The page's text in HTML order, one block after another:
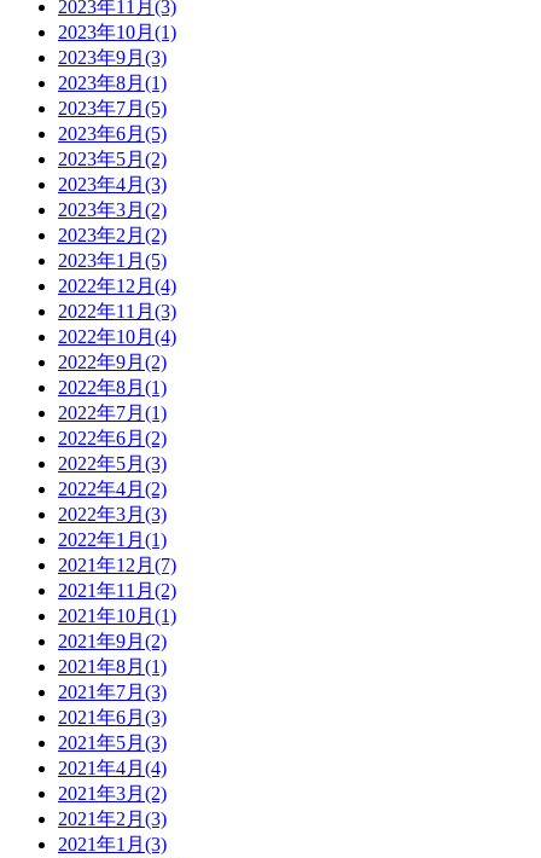
2023年11月(3)
2023年10月(1)
2023年9月(3)
2023年8月(1)
2023年7月(5)
2023年6月(5)
2023年5月(2)
2023年4月(3)
2023年3月(2)
2023年2月(2)
2023年1月(5)
2022年12月(4)
2022年11月(3)
2022年10月(4)
2022年9月(2)
2022年8月(1)
2022年7月(1)
2022年6月(2)
2022年5月(3)
2022年4月(2)
2022年3月(3)
2022年1月(1)
2021年12月(7)
2021年11月(2)
2021年10月(1)
2021年9月(2)
2021年8月(1)
2021年7月(3)
2021年6月(3)
2021年5月(3)
2021年4月(4)
2021年3月(2)
2021年2月(3)
2021年1月(3)